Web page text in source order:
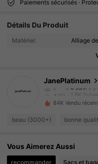
Paiements sécurisés ·
Détails Du Produit
Matériel: Alliage
JanePlatinum
4.90
1.8K
1.8K
2***0a suiviIl y
4.90
1.8K
1.8K
4.90 1.8K
4.90
84K Vendu
beau (3000+) bonne
Vous Aimerez Aussi
recommander Sacs et